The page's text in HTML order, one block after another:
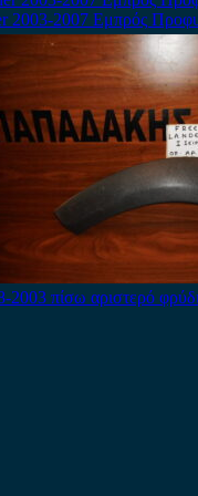
2003-2007 Εμπρός
πίσω αριστερό